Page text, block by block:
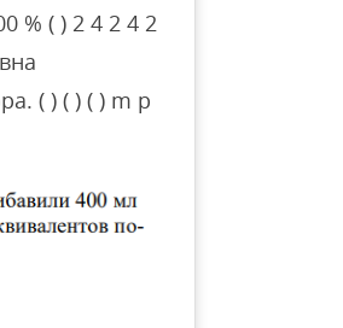
% ( ) 2 4 2 4 2
( ) ( ) ( ) m р